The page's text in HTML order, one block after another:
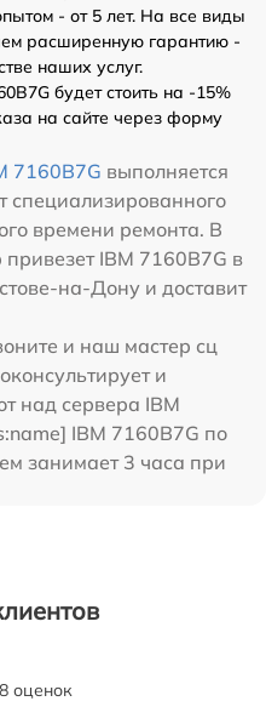
- от 5 лет. На все виды
расширенную гарантию -
наших услуг.
будет стоить на -15%
на сайте через форму
7160B7G выполняется
специализированного
времени ремонта. В
IBM 7160B7G в
на-Дону и доставит
и наш мастер сц
и
над сервера IBM
IBM 7160B7G по
занимает 3 часа при
оценок